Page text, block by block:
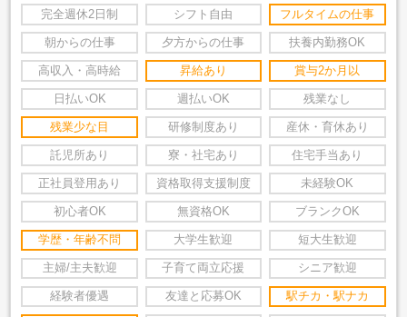
完全週休2日制 シフト自由 フルタイムの仕事
朝からの仕事 夕方からの仕事 扶養内勤務OK
高収入・高時給 昇給あり 賞与2か月以
日払いOK 週払いOK 残業なし
残業少な目 研修制度あり 産休・育休あり
託児所あり 寮・社宅あり 住宅手当あり
正社員登用あり 資格取得支援制度 未経験OK
初心者OK 無資格OK ブランクOK
学歴・年齢不問 大学生歓迎 短大生歓迎
主婦/主夫歓迎 子育て両立応援 シニア歓迎
経験者優遇 友達と応募OK 駅チカ・駅ナカ